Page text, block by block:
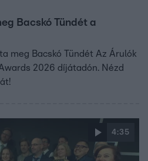
Bacskó Tündét a
meg Bacskó Tündét Az Árulók
2026 díjátadón. Nézd
4:35